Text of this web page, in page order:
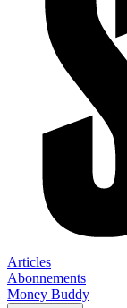
Articles
Abonnements
Money Buddy